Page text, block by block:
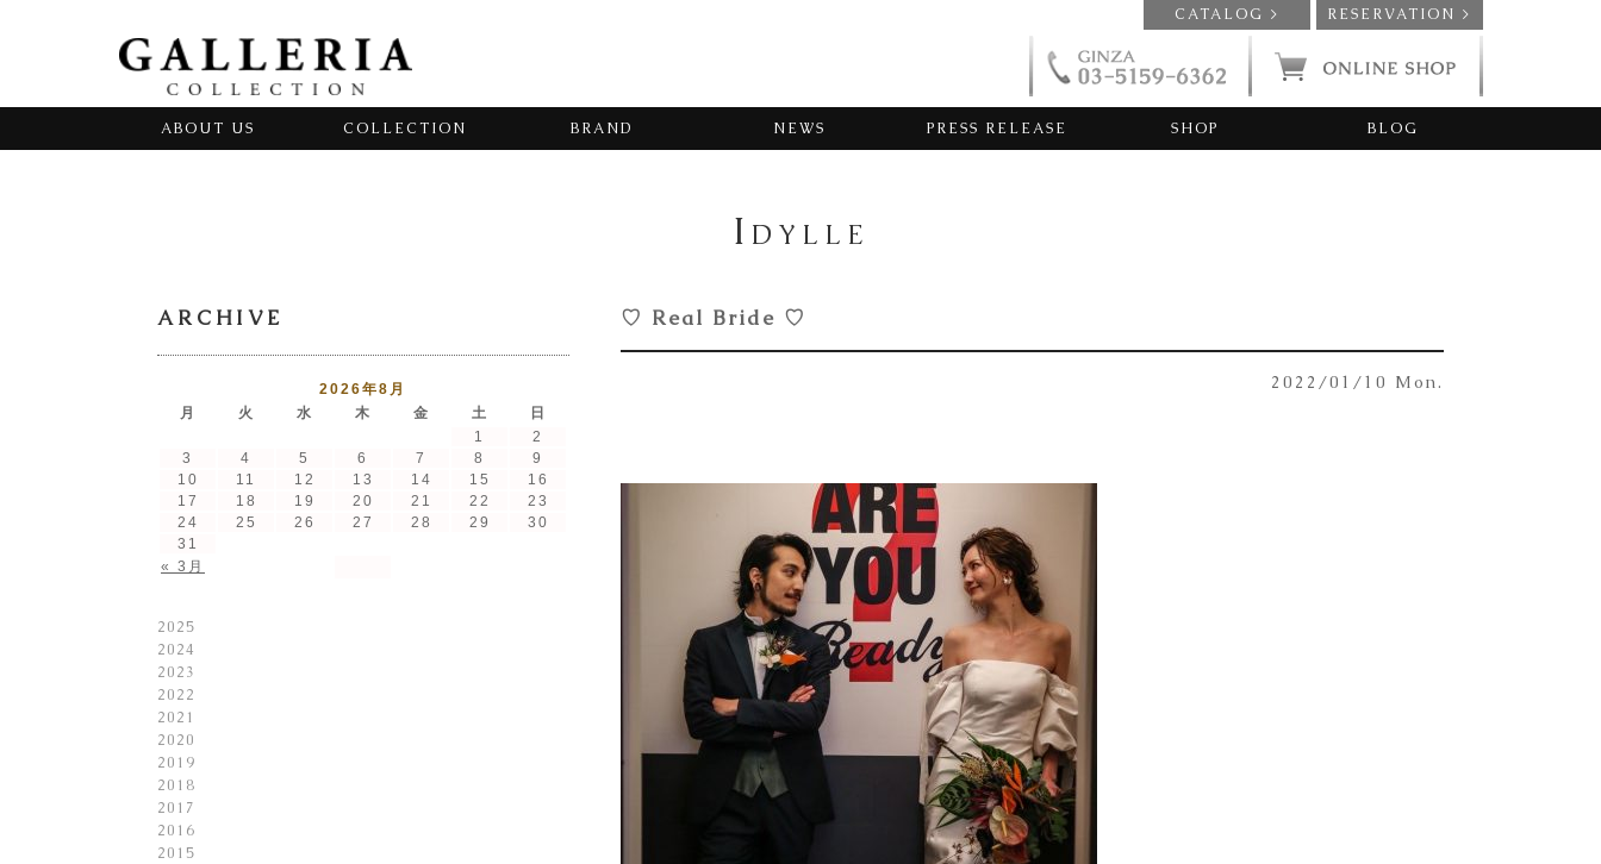
CATALOG > RESERVATION >
ABOUT US COLLECTION BRAND NEWS PRESS RELEASE SHOP BLOG
I DYLLE
♡ Real Bride ♡
2022/01/10 Mon.
ARCHIVE
2026年8月
月
火 水 木 金 土 日
« 3月
1
2
3
4 5 6 7 8
9
10
11 12 13 14 15
16
17
18 19 20 21 22
23
24
25 26 27 28 29
30
31
2025
2024
2023
2022
2021
2020
2019
2018
2017
2016
2015